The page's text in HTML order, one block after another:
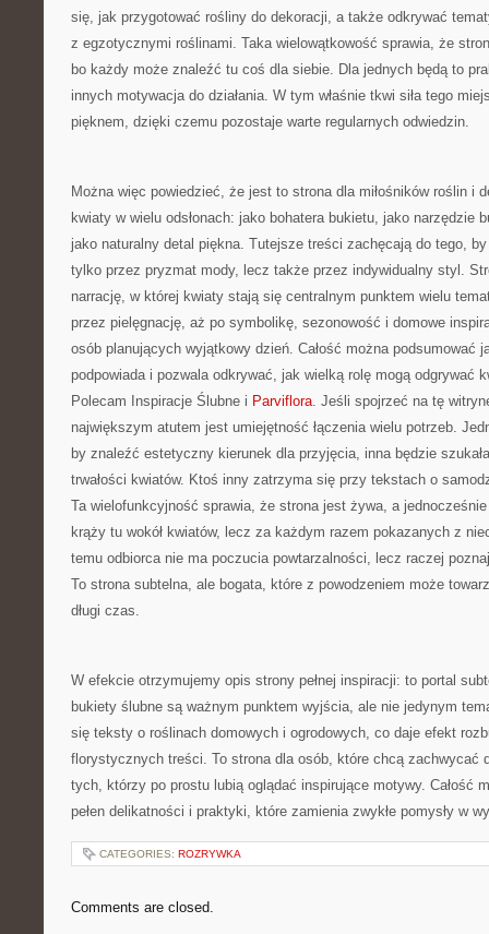
się, jak przygotować rośliny do dekoracji, a także odkrywać
z egzotycznymi roślinami. Taka wielowątkowość sprawia, że
bo każdy może znaleźć tu coś dla siebie. Dla jednych będą to
innych motywacja do działania. W tym właśnie tkwi siła tego
pięknem, dzięki czemu pozostaje warte regularnych odwiedzin.
Można więc powiedzieć, że jest to strona dla miłośników roślin i
kwiaty w wielu odsłonach: jako bohatera bukietu, jako narzędzie
jako naturalny detal piękna. Tutejsze treści zachęcają do tego,
tylko przez pryzmat mody, lecz także przez indywidualny styl.
narrację, w której kwiaty stają się centralnym punktem wielu
przez pielęgnację, aż po symbolikę, sezonowość i domowe
osób planujących wyjątkowy dzień. Całość można podsumować
podpowiada i pozwala odkrywać, jak wielką rolę mogą odgrywać
Polecam Inspiracje Ślubne i Parviflora. Jeśli spojrzeć na tę
największym atutem jest umiejętność łączenia wielu potrzeb.
by znaleźć estetyczny kierunek dla przyjęcia, inna będzie
trwałości kwiatów. Ktoś inny zatrzyma się przy tekstach o
Ta wielofunkcyjność sprawia, że strona jest żywa, a
krąży tu wokół kwiatów, lecz za każdym razem pokazanych z
temu odbiorca nie ma poczucia powtarzalności, lecz raczej
To strona subtelna, ale bogata, które z powodzeniem może
długi czas.
W efekcie otrzymujemy opis strony pełnej inspiracji: to portal
bukiety ślubne są ważnym punktem wyjścia, ale nie jedynym
się teksty o roślinach domowych i ogrodowych, co daje efekt
florystycznych treści. To strona dla osób, które chcą zachwycać
tych, którzy po prostu lubią oglądać inspirujące motywy. Całość
pełen delikatności i praktyki, które zamienia zwykłe pomysły w
CATEGORIES: ROZRYWKA
Comments are closed.